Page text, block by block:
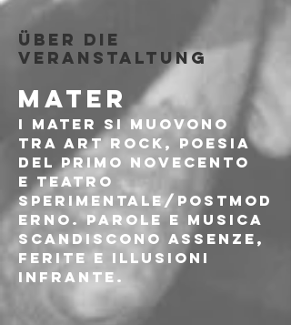
Über die
Veranstaltung
MATER
I MATER si muovono
tra art rock, poesia
del primo Novecento
e teatro
sperimentale/postmod
erno. Parole e musica
scandiscono assenze,
ferite e illusioni
infrante.